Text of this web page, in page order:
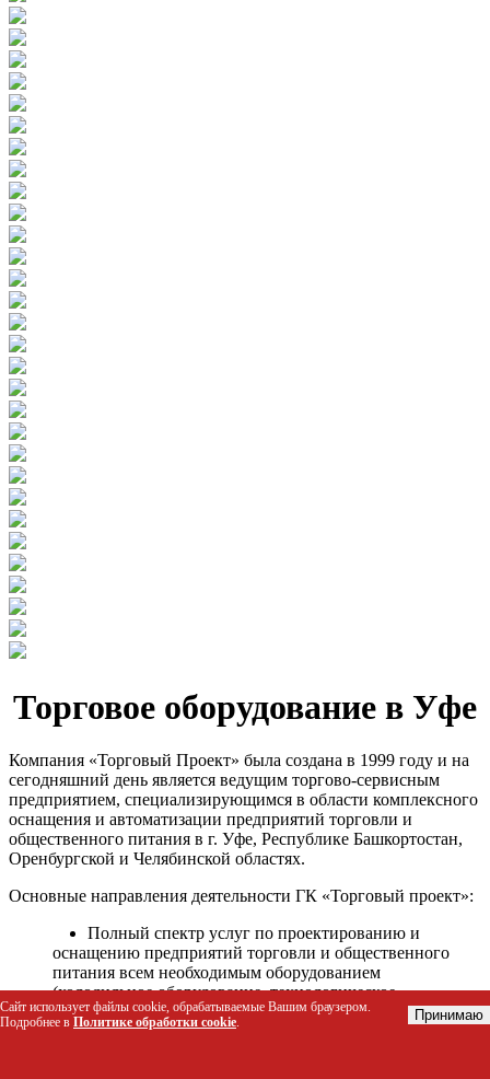
Торговое оборудование в Уфе
Компания «Торговый Проект» была создана в 1999 году и на
сегодняшний день является ведущим торгово-сервисным
предприятием, специализирующимся в области комплексного
оснащения и автоматизации предприятий торговли и
общественного питания в г. Уфе, Республике Башкортостан,
Оренбургской и Челябинской областях.
Основные направления деятельности ГК «Торговый проект»:
Полный спектр услуг по проектированию и
оснащению предприятий торговли и общественного
питания всем необходимым оборудованием
(холодильное оборудование, технологическое
оборудование, стеллажное оборудование и т.д.);
Автоматизация торговых процессов и внедрения
Сайт использует файлы cookie, обрабатываемые Вашим браузером.
Подробнее в Политике обработки cookie. Принимаю